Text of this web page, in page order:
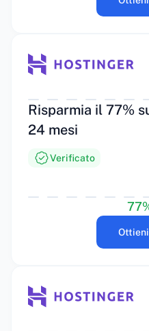
Risparmia il 77%
24 mesi
Verificato